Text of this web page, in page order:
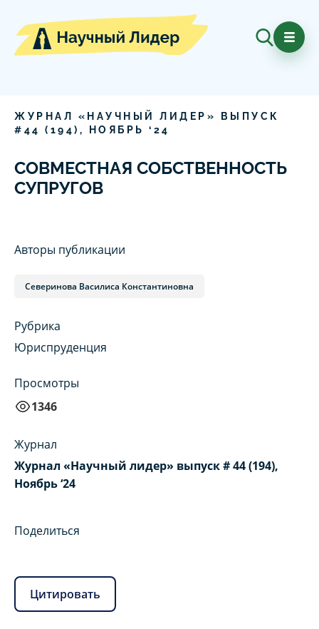
ЖУРНАЛ «НАУЧНЫЙ ЛИДЕР» ВЫПУСК
# 44 ( 194), НОЯБРЬ ‘ 24
СОВМЕСТНАЯ СОБСТВЕННОСТЬ
СУПРУГОВ
Авторы публикации
Северинова Василиса Константиновна
Рубрика
Юриспруденция
Просмотры
1346
Журнал
Журнал «Научный лидер» выпуск # 44 (194),
Ноябрь ‘24
Поделиться
Цитировать